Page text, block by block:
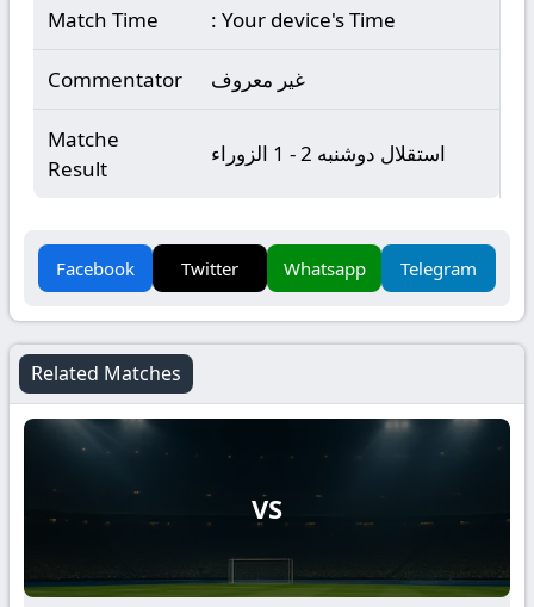
Match Time : Your device's Time
Commentator غير معروف
Matche
Result
استقلال دوشنبه 2 - 1 الزوراء
Facebook Twitter Whatsapp Telegram
Related Matches
VS